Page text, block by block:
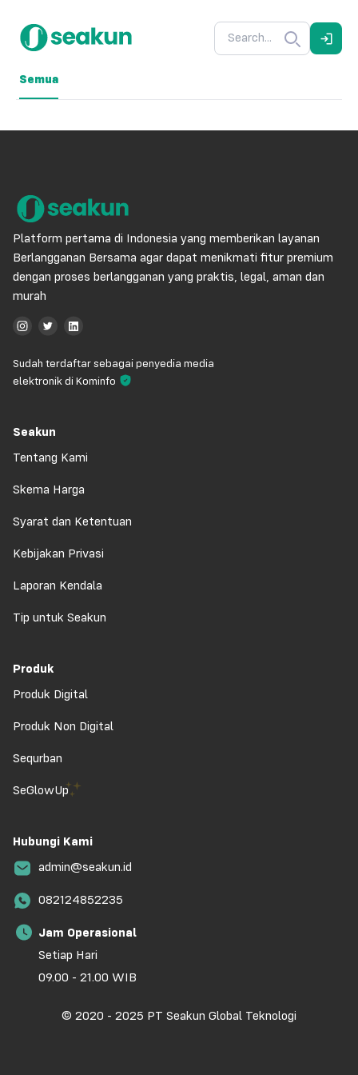
Semua
Platform pertama di Indonesia yang memberikan layanan
Berlangganan Bersama agar dapat menikmati fitur premium
dengan proses berlangganan yang praktis, legal, aman dan
murah
Sudah terdaftar sebagai penyedia media
elektronik di Kominfo
Seakun
Tentang Kami
Skema Harga
Syarat dan Ketentuan
Kebijakan Privasi
Laporan Kendala
Tip untuk Seakun
Produk
Produk Digital
Produk Non Digital
Sequrban
SeGlowUp
Hubungi Kami
admin@seakun.id
082124852235
Jam Operasional
Setiap Hari
09.00 - 21.00 WIB
© 2020 - 2025 PT Seakun Global Teknologi